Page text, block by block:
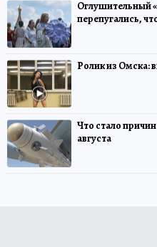
Оглушительный
перепугались,
Ролик из Омска:
Что стало
августа